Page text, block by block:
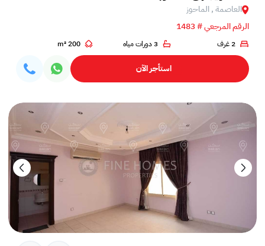
العاصمة , الماحوز
الرقم المرجعي # 1483
2 غرف 3 دورات مياه 200 m²
استأجر الآن